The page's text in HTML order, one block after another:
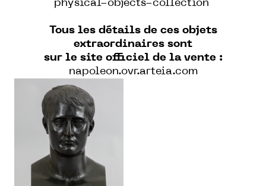
physical-objects-collection
Tous les détails de ces objets
extraordinaires sont
sur le site officiel de la vente :
napoleon.ovr.arteia.com